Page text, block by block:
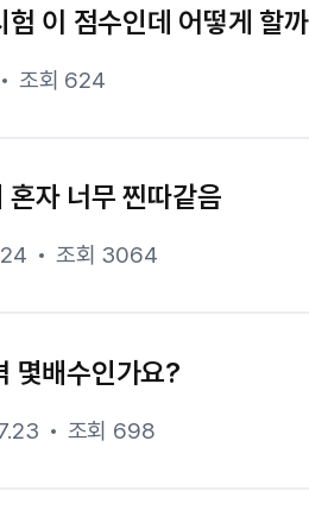
이 점수인데 어떻게 할
조회 624
혼자 너무 찐따같음
조회 3064
몇배수인가요?
조회 698